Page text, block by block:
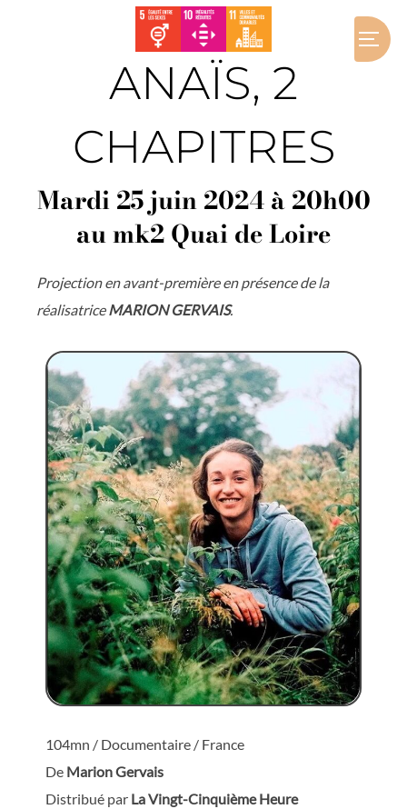
ANAÏS, 2
CHAPITRES
Mardi 25 juin 2024 à 20h00
au mk2 Quai de Loire
Projection en avant-première en présence de la
réalisatrice MARION GERVAIS.
104mn / Documentaire / France
De Marion Gervais
Distribué par La Vingt-Cinquième Heure